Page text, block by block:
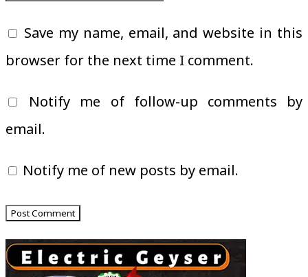
Save my name, email, and website in this
browser for the next time I comment.
Notify me of follow-up comments by
email.
Notify me of new posts by email.